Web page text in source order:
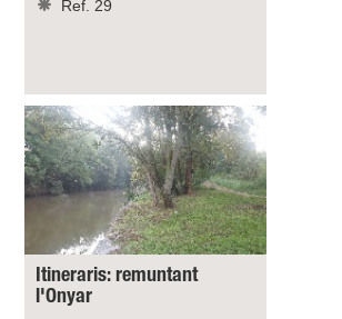
Ref. 29
Itineraris: remuntant
l'Onyar